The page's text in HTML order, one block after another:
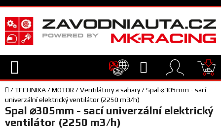
Přejít
na
obsah
Hledat
TECHNIKA
VYBAVENÍ
Domů
/TECHNIKA/MOTOR /Ventilátory a sahary/Spal ⌀305mm - sací
univerzální elektrický ventilátor (2250 m3/h)
Spal ⌀305mm - sací univerzální elektrický
ventilátor (2250 m3/h)